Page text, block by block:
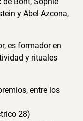
y Abel Azcona,
es formador en
y rituales
entre los
28)